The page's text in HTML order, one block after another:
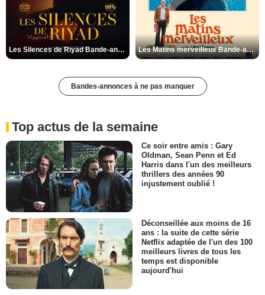
Les Silences de Riyad Bande-annonce VO STFR Les Matins merveilleux Bande-annonce VF
Bandes-annonces à ne pas manquer
Top actus de la semaine
Ce soir entre amis : Gary
Oldman, Sean Penn et Ed
Harris dans l'un des meilleurs
thrillers des années 90
injustement oublié !
Déconseillée aux moins de 16
ans : la suite de cette série
Netflix adaptée de l'un des 100
meilleurs livres de tous les
temps est disponible
aujourd'hui